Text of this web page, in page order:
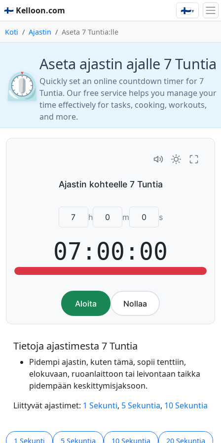
🇫🇮 Kelloon.com 🇫🇮▾
Koti Ajastin Aseta 7 Tuntia:lle
⏲️
Aseta ajastin ajalle 7 Tuntia
Quickly set an online countdown timer for 7
Tuntia. Our free service helps you manage your
time effectively for tasks, cooking, workouts,
and more.
h m s
07:00:00
Aloita Nollaa
Tietoja ajastimesta 7 Tuntia
Pidempi ajastin, kuten tämä, sopii tenttiin,
elokuvaan, ruoanlaittoon tai leivontaan taikka
pidempään keskittymisjaksoon.
Liittyvät ajastimet: 1 Sekunti, 5 Sekuntia, 10 Sekuntia
1 Sekunti 5 Sekuntia 10 Sekuntia 20 Sekuntia